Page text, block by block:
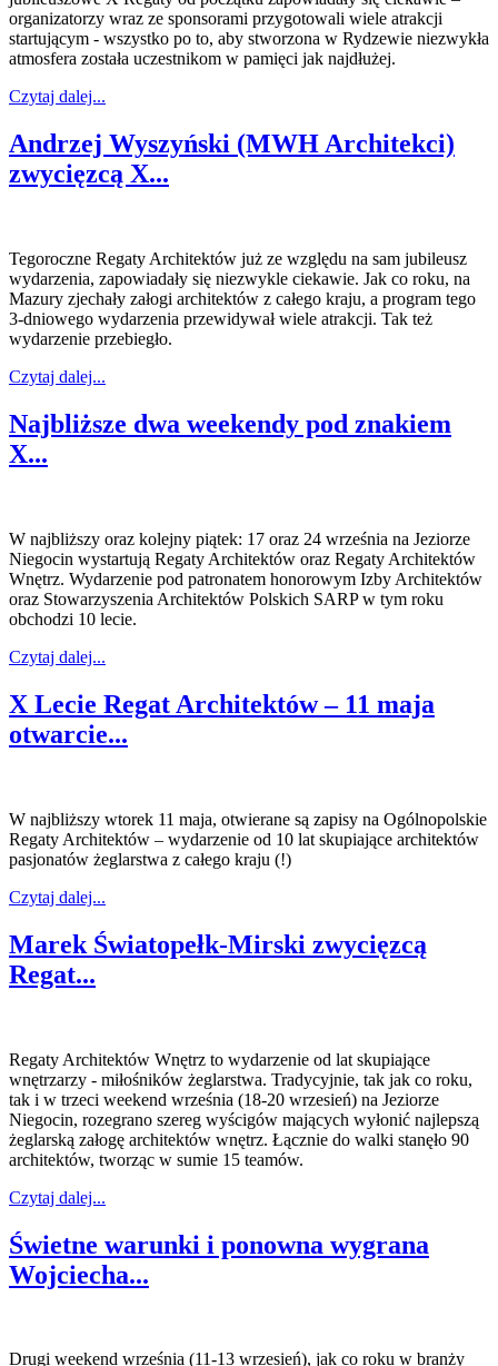
organizatorzy wraz ze sponsorami przygotowali wiele atrakcji
startującym - wszystko po to, aby stworzona w Rydzewie niezwykła
atmosfera została uczestnikom w pamięci jak najdłużej.
Czytaj dalej...
Andrzej Wyszyński (MWH Architekci)
zwycięzcą X...
Tegoroczne Regaty Architektów już ze względu na sam jubileusz
wydarzenia, zapowiadały się niezwykle ciekawie. Jak co roku, na
Mazury zjechały załogi architektów z całego kraju, a program tego
3-dniowego wydarzenia przewidywał wiele atrakcji. Tak też
wydarzenie przebiegło.
Czytaj dalej...
Najbliższe dwa weekendy pod znakiem
X...
W najbliższy oraz kolejny piątek: 17 oraz 24 września na Jeziorze
Niegocin wystartują Regaty Architektów oraz Regaty Architektów
Wnętrz. Wydarzenie pod patronatem honorowym Izby Architektów
oraz Stowarzyszenia Architektów Polskich SARP w tym roku
obchodzi 10 lecie.
Czytaj dalej...
X Lecie Regat Architektów – 11 maja
otwarcie...
W najbliższy wtorek 11 maja, otwierane są zapisy na Ogólnopolskie
Regaty Architektów – wydarzenie od 10 lat skupiające architektów
pasjonatów żeglarstwa z całego kraju (!)
Czytaj dalej...
Marek Światopełk-Mirski zwycięzcą
Regat...
Regaty Architektów Wnętrz to wydarzenie od lat skupiające
wnętrzarzy - miłośników żeglarstwa. Tradycyjnie, tak jak co roku,
tak i w trzeci weekend września (18-20 wrzesień) na Jeziorze
Niegocin, rozegrano szereg wyścigów mających wyłonić najlepszą
żeglarską załogę architektów wnętrz. Łącznie do walki stanęło 90
architektów, tworząc w sumie 15 teamów.
Czytaj dalej...
Świetne warunki i ponowna wygrana
Wojciecha...
Drugi weekend września (11-13 wrzesień), jak co roku w branży